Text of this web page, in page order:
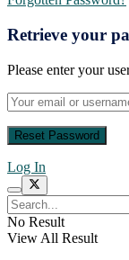
Retrieve your
Please enter your
Log In
No Result
View All Result